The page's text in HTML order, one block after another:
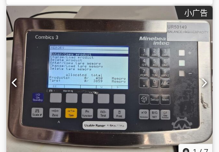
小广告